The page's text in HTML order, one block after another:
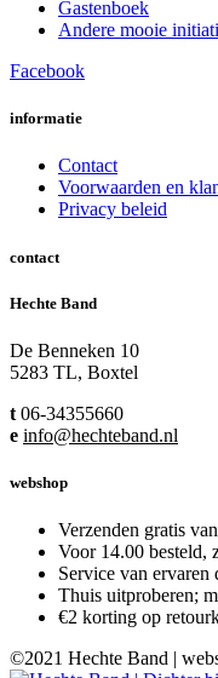
Gastenboek
Andere mooie
Facebook
informatie
Contact
Voorwaarden en
Privacy beleid
contact
Hechte Band
De Benneken 10
5283 TL, Boxtel
t 06-34355660
e info@hechteband.nl
webshop
Verzenden gratis
Voor 14.00 besteld,
Service van ervaren
Thuis uitproberen;
€2 korting op
©2021 Hechte Band |